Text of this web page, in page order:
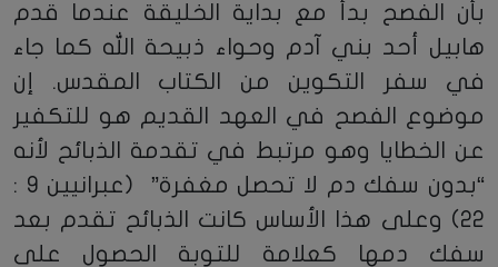
بأن الفصح بدأ مع بداية الخليقة عندما قدم
هابيل أحد بني آدم وحواء ذبيحة الله كما جاء
في سفر التكوين من الكتاب المقدس. إن
موضوع الفصح في العهد القديم هو للتكفير
عن الخطايا وهو مرتبط في تقدمة الذبائح لأنه
“بدون سفك دم لا تحصل مغفرة” (عبرانيين 9 :
22) وعلى هذا الأساس كانت الذبائح تقدم بعد
سفك دمها كعلامة للتوبة الحصول على